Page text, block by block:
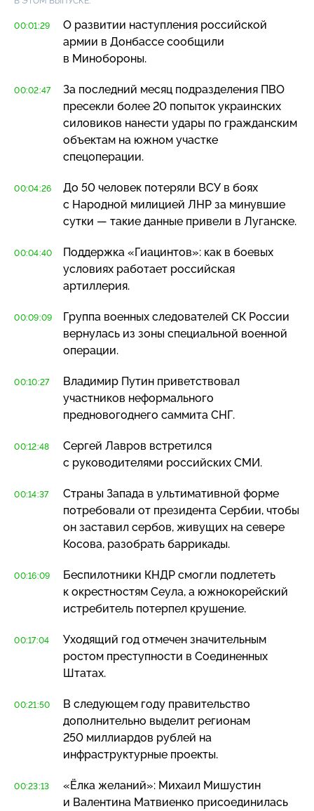
00:01:29
О развитии наступления российской
армии в Донбассе сообщили
в Минобороны.
00:02:47
За последний месяц подразделения ПВО
пресекли более 20 попыток украинских
силовиков нанести удары по гражданским
объектам на южном участке
спецоперации.
00:04:26
До 50 человек потеряли ВСУ в боях
с Народной милицией ЛНР за минувшие
сутки — такие данные привели в Луганске.
00:04:40
Поддержка «Гиацинтов»: как в боевых
условиях работает российская
артиллерия.
00:09:09
Группа военных следователей СК России
вернулась из зоны специальной военной
операции.
00:10:27
Владимир Путин приветствовал
участников неформального
предновогоднего саммита СНГ.
00:12:48
Сергей Лавров встретился
с руководителями российских СМИ.
00:14:37
Страны Запада в ультимативной форме
потребовали от президента Сербии, чтобы
он заставил сербов, живущих на севере
Косова, разобрать баррикады.
00:16:09
Беспилотники КНДР смогли подлететь
к окрестностям Сеула, а южнокорейский
истребитель потерпел крушение.
00:17:04
Уходящий год отмечен значительным
ростом преступности в Соединенных
Штатах.
00:21:50
В следующем году правительство
дополнительно выделит регионам
250 миллиардов рублей на
инфраструктурные проекты.
00:23:13
«Ёлка желаний»: Михаил Мишустин
и Валентина Матвиенко присоединилась